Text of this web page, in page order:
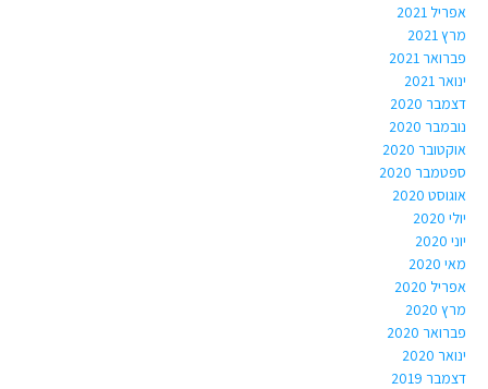
אפריל 2021
מרץ 2021
פברואר 2021
ינואר 2021
דצמבר 2020
נובמבר 2020
אוקטובר 2020
ספטמבר 2020
אוגוסט 2020
יולי 2020
יוני 2020
מאי 2020
אפריל 2020
מרץ 2020
פברואר 2020
ינואר 2020
דצמבר 2019